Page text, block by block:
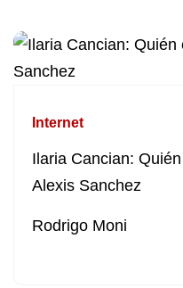
Internet
Ilaria Cancian:
Alexis Sanchez
Rodrigo Moni